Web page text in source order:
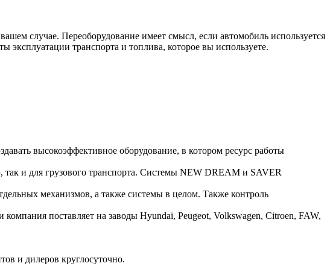
случае. Переоборудование имеет смысл, если автомобиль используется
эксплуатации транспорта и топлива, которое вы используете.
высокоэффективное оборудование, в котором ресурс работы
так и для грузового транспорта. Системы NEW DREAM и SAVER
механизмов, а также системы в целом. Также контроль
поставляет на заводы Hyundai, Peugeot, Volkswagen, Citroen, FAW,
и дилеров круглосуточно.